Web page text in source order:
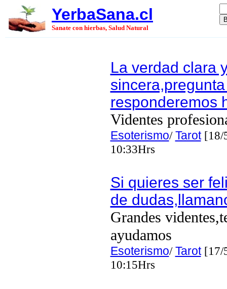
YerbaSana.cl
Sanate con hierbas, Salud Natural
La verdad clara
responderemos
Videntes
Esoterismo/Tarot[18/
10:33Hrs
Si quieres ser
de
Grandes
ayudamos
Esoterismo/Tarot[17/
10:15Hrs